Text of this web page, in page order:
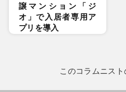
譲マンション「ジ
オ」で入居者専用ア
プリを導入
このコラムニス